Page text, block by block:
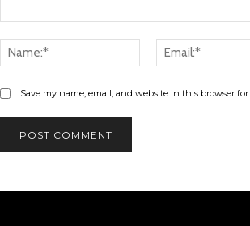
Name:*
Save my name, email, and website in this browser